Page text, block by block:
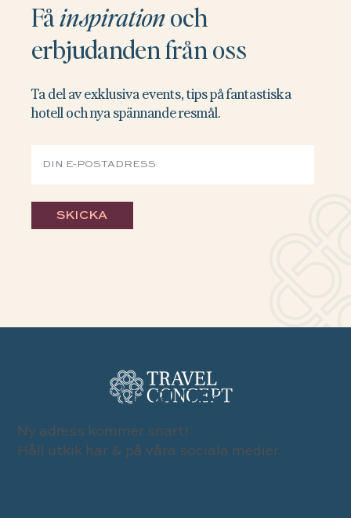
Fåinspirationoch
erbjudanden från oss
Ta del av exklusiva events, tips på fantastiska
hotell och nya spännande resmål.
SKICKA
BESÖK VÅR BUTIK
Ny adress kommer snart!
Håll utkik här & på våra sociala medier.